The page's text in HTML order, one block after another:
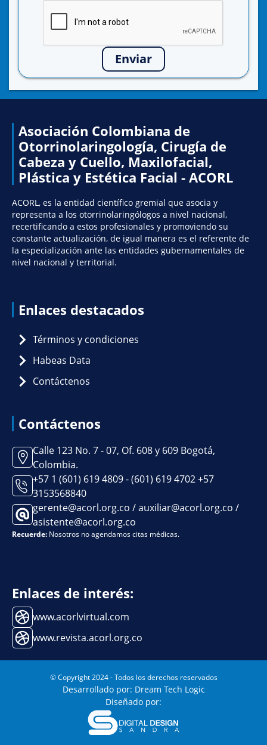
Enviar
Asociación Colombiana de
Otorrinolaringología, Cirugía de
Cabeza y Cuello, Maxilofacial,
Plástica y Estética Facial - ACORL
ACORL, es la entidad científico gremial que asocia y
representa a los otorrinolaringólogos a nivel nacional,
recertificando a estos profesionales y promoviendo su
constante actualización, de igual manera es el referente de
la especialización ante las entidades gubernamentales de
nivel nacional y territorial.
Enlaces destacados
Términos y condiciones
Habeas Data
Contáctenos
Contáctenos
Calle 123 No. 7 - 07, Of. 608 y 609 Bogotá,
Colombia.
+57 1 (601) 619 4809 - (601) 619 4702 +57
3153568840
gerente@acorl.org.co / auxiliar@acorl.org.co /
asistente@acorl.org.co
Recuerde: Nosotros no agendamos citas médicas.
Enlaces de interés:
www.acorlvirtual.com
www.revista.acorl.org.co
© Copyright 2024 - Todos los derechos reservados
Desarrollado por: Dream Tech Logic
Diseñado por: